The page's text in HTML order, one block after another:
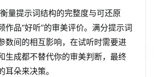
量提示词结构的完整度与可还原
作品“好听”的审美评价。满分提示词
数间的相互影响，在试听时需要进
生成都不替代你的审美判断，最终
耳朵来决策。